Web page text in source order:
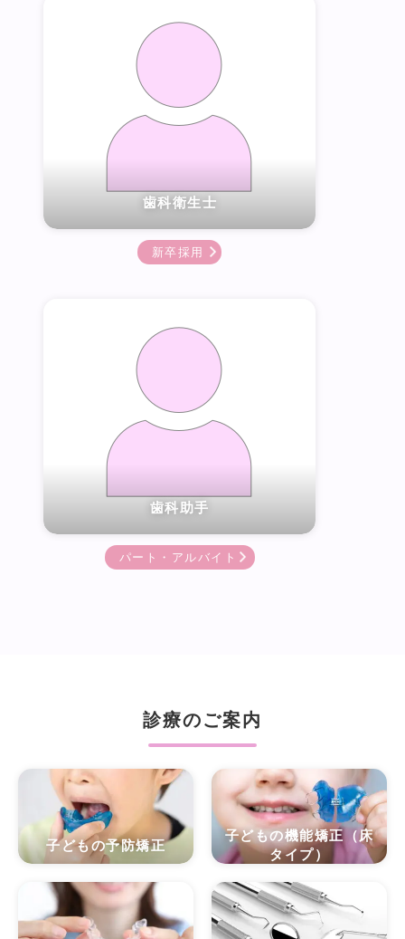
歯科衛生士
新卒採用
歯科助手
パート・アルバイト
診療のご案内
子どもの予防矯正
子どもの機能矯正（床
タイプ）